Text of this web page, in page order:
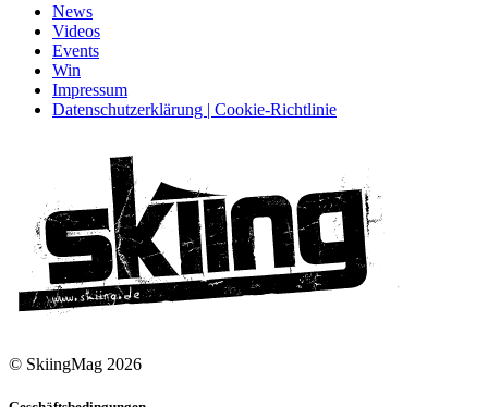
News
Videos
Events
Win
Impressum
Datenschutzerklärung | Cookie-Richtlinie
© SkiingMag 2026